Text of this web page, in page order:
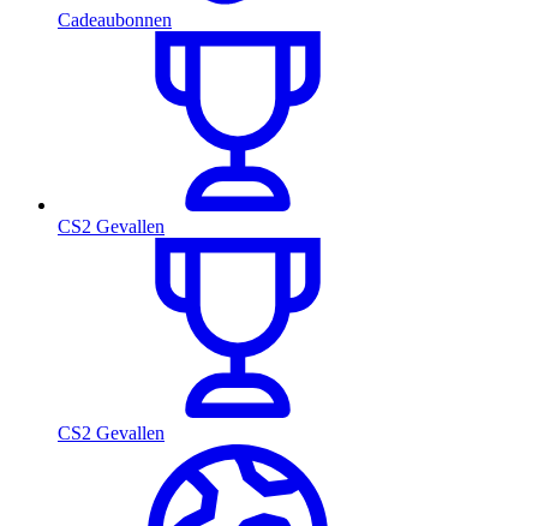
Cadeaubonnen
CS2 Gevallen
CS2 Gevallen